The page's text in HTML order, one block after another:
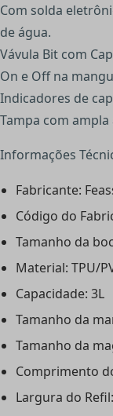
Com solda
de água.
Vávula Bit com
On e Off na
Indicadores de
Tampa com
Informações
Fabricante:
Código do
Tamanho da
Material: TPU/
Capacidade: 3L
Tamanho da
Tamanho da
Comprimento
Largura do